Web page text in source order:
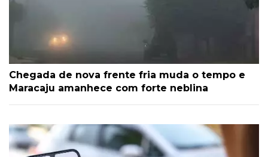
Chegada de nova frente fria muda o tempo e
Maracaju amanhece com forte neblina